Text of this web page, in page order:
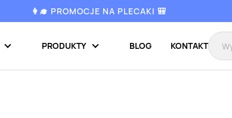
👩‍🎓 PROMOCJE NA PLECAKI 🎒
PRODUKTY BLOG KONTAKT